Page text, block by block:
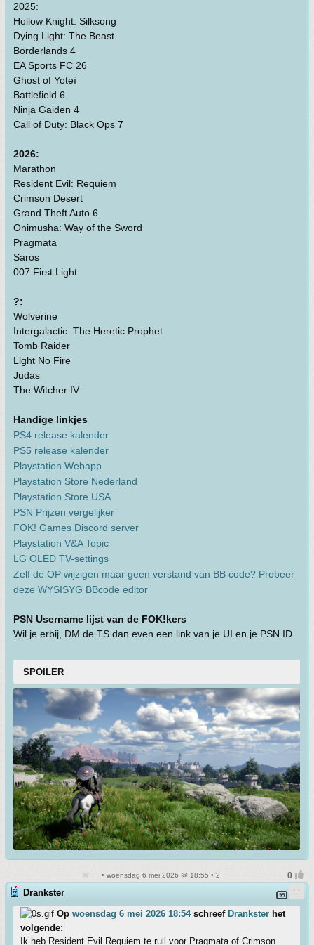
2025:
Hollow Knight: Silksong
Dying Light: The Beast
Borderlands 4
EA Sports FC 26
Ghost of Yoteï
Battlefield 6
Ninja Gaiden 4
Call of Duty: Black Ops 7
2026:
Marathon
Resident Evil: Requiem
Crimson Desert
Grand Theft Auto 6
Onimusha: Way of the Sword
Pragmata
Saros
007 First Light
?:
Wolverine
Intergalactic: The Heretic Prophet
Tomb Raider
Light No Fire
Judas
The Witcher IV
Handige linkjes
PS4 release kalender
PS5 release kalender
Playstation Webapp
Playstation Store Nederland
Playstation Store USA
PSN Prijzen vergelijker
FOK! Games Discord server
Playstation V&A Topic
LG OLED TV-settings
Zelf de OP wijzigen maar geen verstand van BB code? Probeer
deze WYSISYG BBcode editor
PSN Username lijst van de FOK!kers
Wil je erbij, DM de TS dan even een link van je UI en je PSN ID
SPOILER
• woensdag 6 mei 2026 @ 18:55 • 2
Drankster
Op woensdag 6 mei 2026 18:54schreef Drankster het
volgende:
Ik heb Resident Evil Requiem te ruil voor Pragmata of Crimson